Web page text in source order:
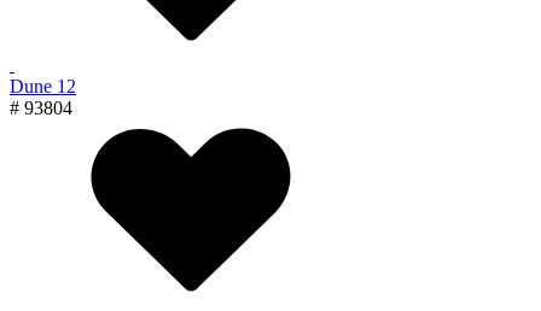
Dune 12
# 93804